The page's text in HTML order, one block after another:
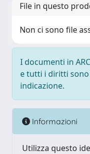
File in questo
Non ci sono file
I documenti in
e tutti i diritti
indicazione.
Informazioni
Utilizza questo